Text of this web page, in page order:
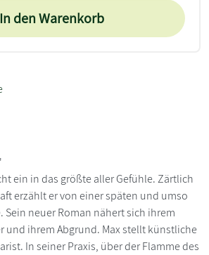
In den Warenkorb
ein in das größte aller Gefühle. Zärtlich
erzählt er von einer späten und umso
neuer Roman nähert sich ihrem
und ihrem Abgrund. Max stellt künstliche
In seiner Praxis, über der Flamme des